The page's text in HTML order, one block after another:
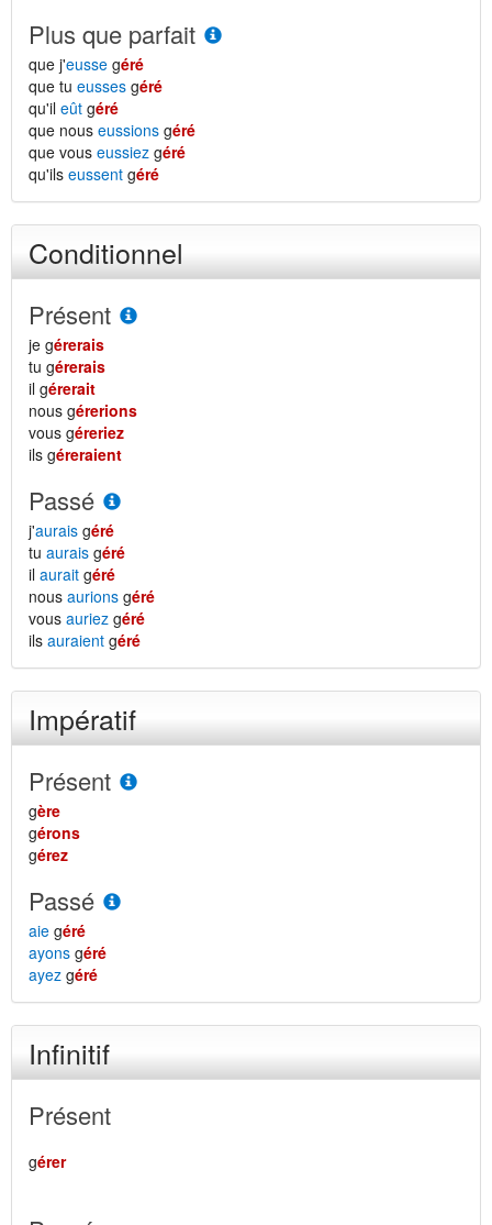
Plus que parfait
que j'eusse géré
que tu eusses géré
qu'il eût géré
que nous eussions géré
que vous eussiez géré
qu'ils eussent géré
Conditionnel
Présent
je gérerais
tu gérerais
il gérerait
nous gérerions
vous géreriez
ils géreraient
Passé
j'aurais géré
tu aurais géré
il aurait géré
nous aurions géré
vous auriez géré
ils auraient géré
Impératif
Présent
gère
gérons
gérez
Passé
aie géré
ayons géré
ayez géré
Infinitif
Présent
gérer